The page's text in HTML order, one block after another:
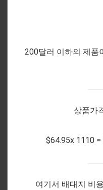
200달러 이하의 제품
상품가
$64.95x 1110 =
여기서 배대지 비